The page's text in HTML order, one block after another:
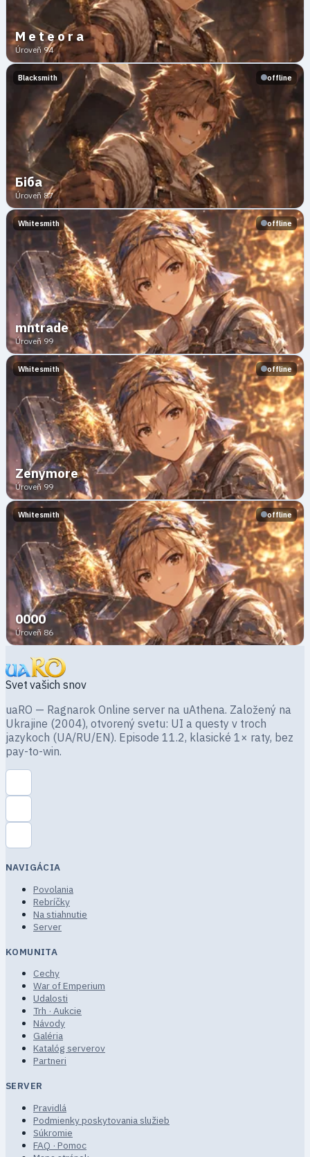
M e t e o r a
Úroveň 94
Blacksmith offline
Біба
Úroveň 87
Whitesmith offline
mntrade
Úroveň 99
Whitesmith offline
Zenymоre
Úroveň 99
Whitesmith offline
0000
Úroveň 86
Svet vašich snov
uaRO — Ragnarok Online server na uAthena. Založený na
Ukrajine (2004), otvorený svetu: UI a questy v troch
jazykoch (UA/RU/EN). Episode 11.2, klasické 1× raty, bez
pay-to-win.
NAVIGÁCIA
Povolania
Rebríčky
Na stiahnutie
Server
KOMUNITA
Cechy
War of Emperium
Udalosti
Trh · Aukcie
Návody
Galéria
Katalóg serverov
Partneri
SERVER
Pravidlá
Podmienky poskytovania služieb
Súkromie
FAQ · Pomoc